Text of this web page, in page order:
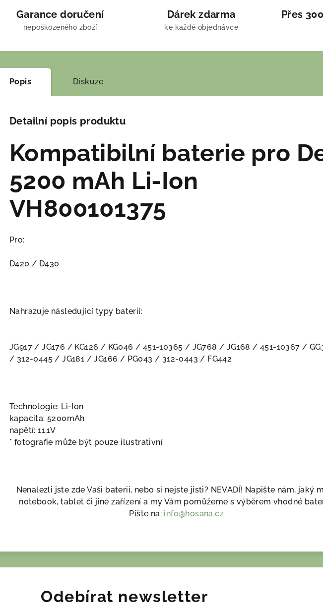
Garance doručení
nepoškozeného zboží
Dárek zdarma
ke každé objednávce
Přes
Popis Diskuze
Detailní popis produktu
Kompatibilní baterie pro
5200 mAh Li-Ion
VH800101375
Pro:
D420 / D430
Nahrazuje následující typy baterií:
JG917 / JG176 / KG126 / KG046 / 451-10365 / JG768 / JG168 / 451-10367 /
/ 312-0445 / JG181 / JG166 / PG043 / 312-0443 / FG442
Technologie: Li-Ion
kapacita: 5200mAh
napětí: 11,1V
* fotografie může být pouze ilustrativní
Nenalezli jste zde Vaši baterii, nebo si nejste jisti? NEVADÍ! Napište nám, jaký
notebook, tablet či jiné zařízení a my Vám pomůžeme s výběrem vhodné
Pište na: info@hosana.cz
Odebírat newsletter